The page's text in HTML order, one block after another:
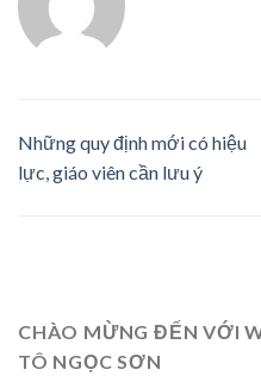
Những quy định mới có hiệu
lực, giáo viên cần lưu ý
CHÀO MỪNG ĐẾN VỚI
TÔ NGỌC SƠN